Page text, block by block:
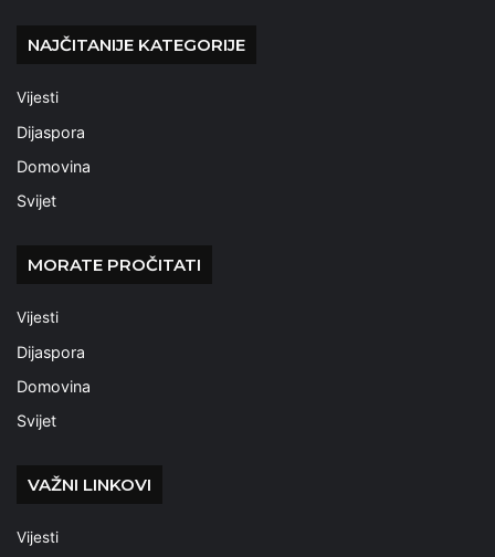
NAJČITANIJE KATEGORIJE
Vijesti
Dijaspora
Domovina
Svijet
MORATE PROČITATI
Vijesti
Dijaspora
Domovina
Svijet
VAŽNI LINKOVI
Vijesti